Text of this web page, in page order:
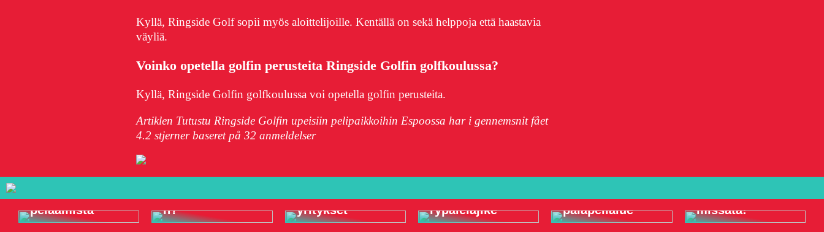
Kyllä, Ringside Golf sopii myös aloittelijoille. Kentällä on sekä helppoja että haastavia
väyliä.
Voinko opetella golfin perusteita Ringside Golfin golfkoulussa?
Kyllä, Ringside Golfin golfkoulussa voi opetella golfin perusteita.
Artiklen Tutustu Ringside Golfin upeisiin pelipaikkoihin Espoossa har i gennemsnit fået
4.2 stjerner baseret på 32 anmeldelser
reilua
pelaamista
uhkapelaamisee
n?
johtamat
yritykset
suosittu
rypälelajike
täydellinen
palapelialue
et vain halua
missata!